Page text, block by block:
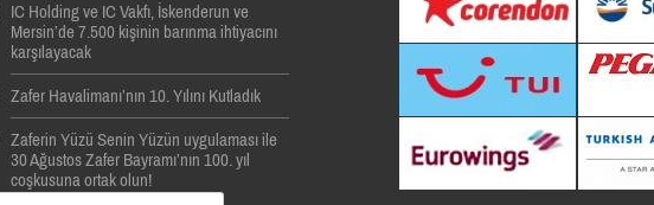
IC Holding ve IC Vakfı, İskenderun ve
Mersin’de 7.500 kişinin barınma ihtiyacını
karşılayacak
Zafer Havalimanı’nın 10. Yılını Kutladık
Zaferin Yüzü Senin Yüzün uygulaması ile
30 Ağustos Zafer Bayramı’nın 100. yıl
coşkusuna ortak olun!